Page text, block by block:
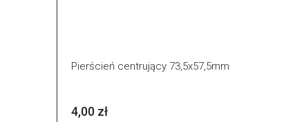
Pierścień centrujący 73,5x57,5mm
4,00 zł